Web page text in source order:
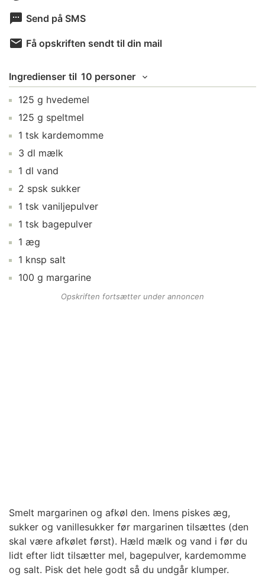
Send på SMS
Få opskriften sendt til din mail
Ingredienser til 10 personer
125 g hvedemel
125 g speltmel
1 tsk kardemomme
3 dl mælk
1 dl vand
2 spsk sukker
1 tsk vaniljepulver
1 tsk bagepulver
1 æg
1 knsp salt
100 g margarine
Opskriften fortsætter under annoncen
Smelt margarinen og afkøl den. Imens piskes æg,
sukker og vanillesukker før margarinen tilsættes (den
skal være afkølet først). Hæld mælk og vand i før du
lidt efter lidt tilsætter mel, bagepulver, kardemomme
og salt. Pisk det hele godt så du undgår klumper.